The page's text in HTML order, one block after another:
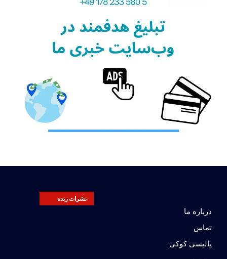
نشرات زنده
درباره ما
تماس
پالیسی کوکی